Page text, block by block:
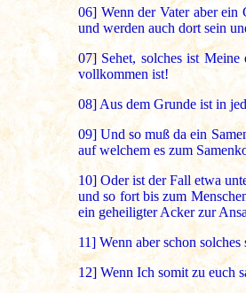
06] Wenn der Vater aber
und werden auch dort sein
07] Sehet, solches ist
vollkommen ist!
08] Aus dem Grunde ist in
09] Und so muß da ein
auf welchem es zum
10] Oder ist der Fall etwa
und so fort bis zum
ein geheiligter Acker zur
11] Wenn aber schon
12] Wenn Ich somit zu euch